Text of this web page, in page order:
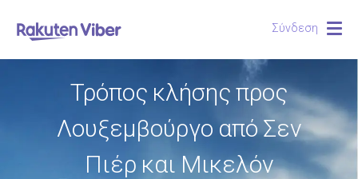
Σύνδεση
Τρόπος κλήσης προς
Λουξεμβούργο από Σεν
Πιέρ και Μικελόν